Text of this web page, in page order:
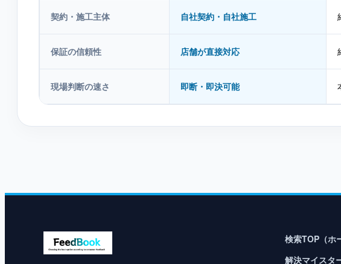
契約・施工主体 自社契約・自社施工
保証の信頼性 店舗が直接対応
現場判断の速さ 即断・即決可能
検索TOP（ホ
解決マイスタ